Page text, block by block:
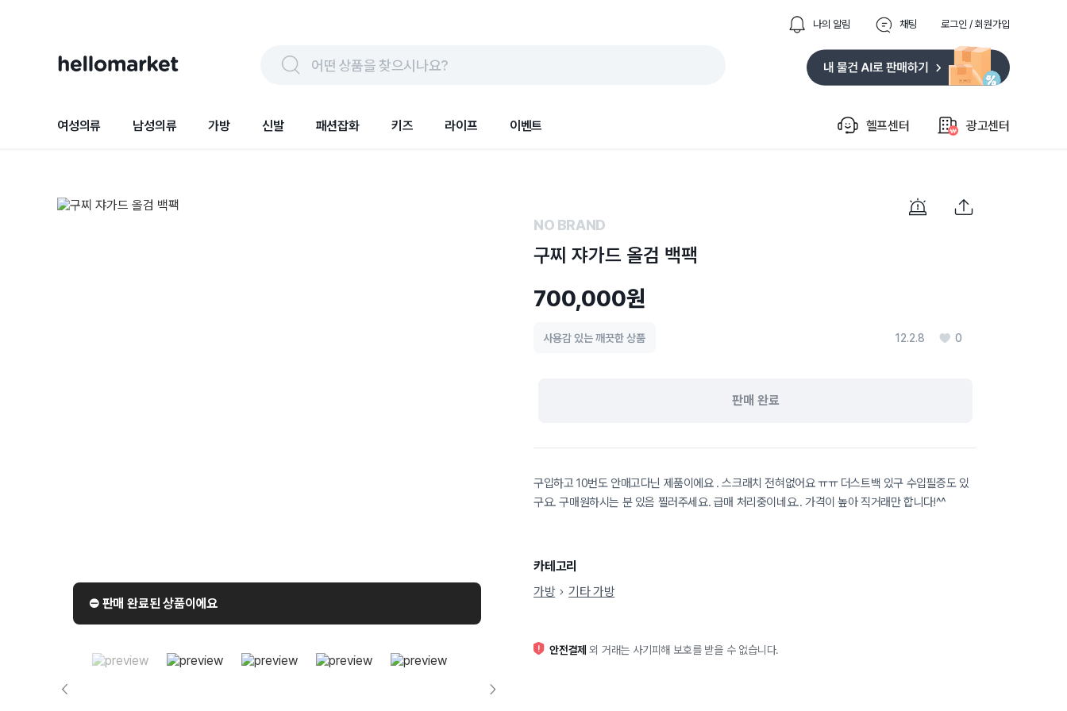
나의 알림 채팅 로그인 / 회원가입
어떤 상품을 찾으시나요?
여성의류 남성의류 가방 신발 패션잡화 키즈 라이프 이벤트 헬프센터 광고센터
⛔️ 판매 완료된 상품이에요
NO BRAND
구찌 쟈가드 올검 백팩
700,000원
12.2.8 0
사용감 있는 깨끗한 상품
판매 완료
구입하고 10번도 안매고다닌 제품이에요 . 스크래치 전혀없어요 ㅠㅠ 더스트백 있구 수입필증도 있
구요. 구매원하시는 분 있음 찔러주세요. 급매 처리중이네요.. 가격이 높아 직거래만 합니다!^^
카테고리
가방
기타 가방
안전결제 외 거래는 사기피해 보호를 받을 수 없습니다.